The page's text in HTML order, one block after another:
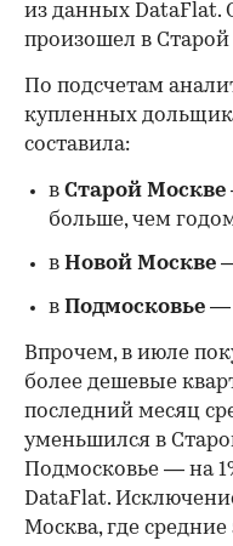
из данных DataFlat.
произошел в
По подсчетам
купленных
составила:
в Старой Москве
больше, чем
в Новой Москве
в Подмосковье —
Впрочем, в июле
более дешевые
последний месяц
уменьшился в
Подмосковье — на
DataFlat.
Москва, где